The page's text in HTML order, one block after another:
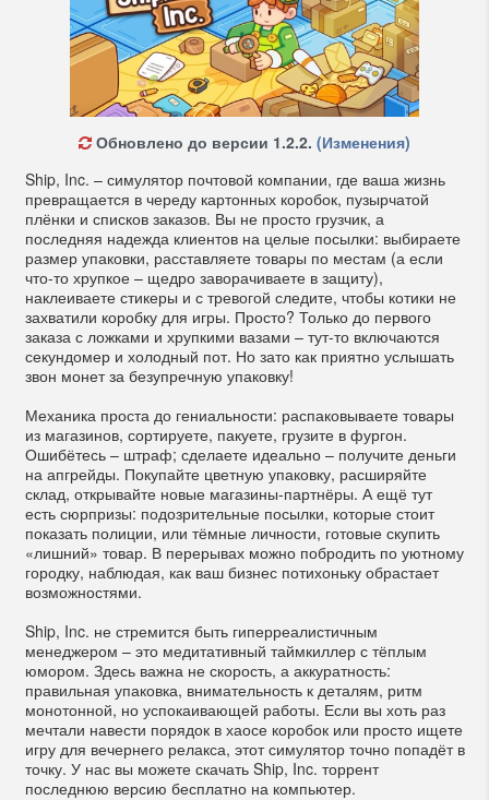
Обновлено до версии 1.2.2. (Изменения)
Ship, Inc. – симулятор почтовой компании, где ваша жизнь
превращается в череду картонных коробок, пузырчатой
плёнки и списков заказов. Вы не просто грузчик, а
последняя надежда клиентов на целые посылки: выбираете
размер упаковки, расставляете товары по местам (а если
что-то хрупкое – щедро заворачиваете в защиту),
наклеиваете стикеры и с тревогой следите, чтобы котики не
захватили коробку для игры. Просто? Только до первого
заказа с ложками и хрупкими вазами – тут-то включаются
секундомер и холодный пот. Но зато как приятно услышать
звон монет за безупречную упаковку!
Механика проста до гениальности: распаковываете товары
из магазинов, сортируете, пакуете, грузите в фургон.
Ошибётесь – штраф; сделаете идеально – получите деньги
на апгрейды. Покупайте цветную упаковку, расширяйте
склад, открывайте новые магазины-партнёры. А ещё тут
есть сюрпризы: подозрительные посылки, которые стоит
показать полиции, или тёмные личности, готовые скупить
«лишний» товар. В перерывах можно побродить по уютному
городку, наблюдая, как ваш бизнес потихоньку обрастает
возможностями.
Ship, Inc. не стремится быть гиперреалистичным
менеджером – это медитативный таймкиллер с тёплым
юмором. Здесь важна не скорость, а аккуратность:
правильная упаковка, внимательность к деталям, ритм
монотонной, но успокаивающей работы. Если вы хоть раз
мечтали навести порядок в хаосе коробок или просто ищете
игру для вечернего релакса, этот симулятор точно попадёт в
точку. У нас вы можете скачать Ship, Inc. торрент
последнюю версию бесплатно на компьютер.